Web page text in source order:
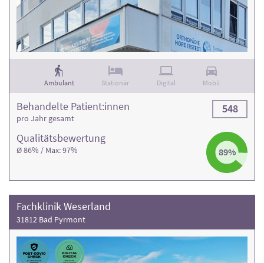
Ambulant Stationär Digital Mobil
Qualitäts­bewertung
Ø 86% / Max: 97% 89%
Behandelte Patient:innen
pro Jahr gesamt
548
Fachklinik Weserland
31812 Bad Pyrmont